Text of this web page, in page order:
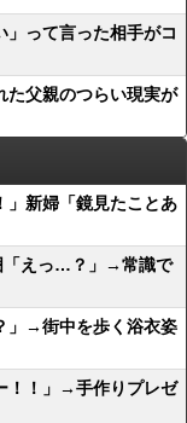
」って言った相手がコ
た父親のつらい現実が
」新婦「鏡見たことあ
「えっ…？」→常識で
」→街中を歩く浴衣姿
！！」→手作りプレゼ